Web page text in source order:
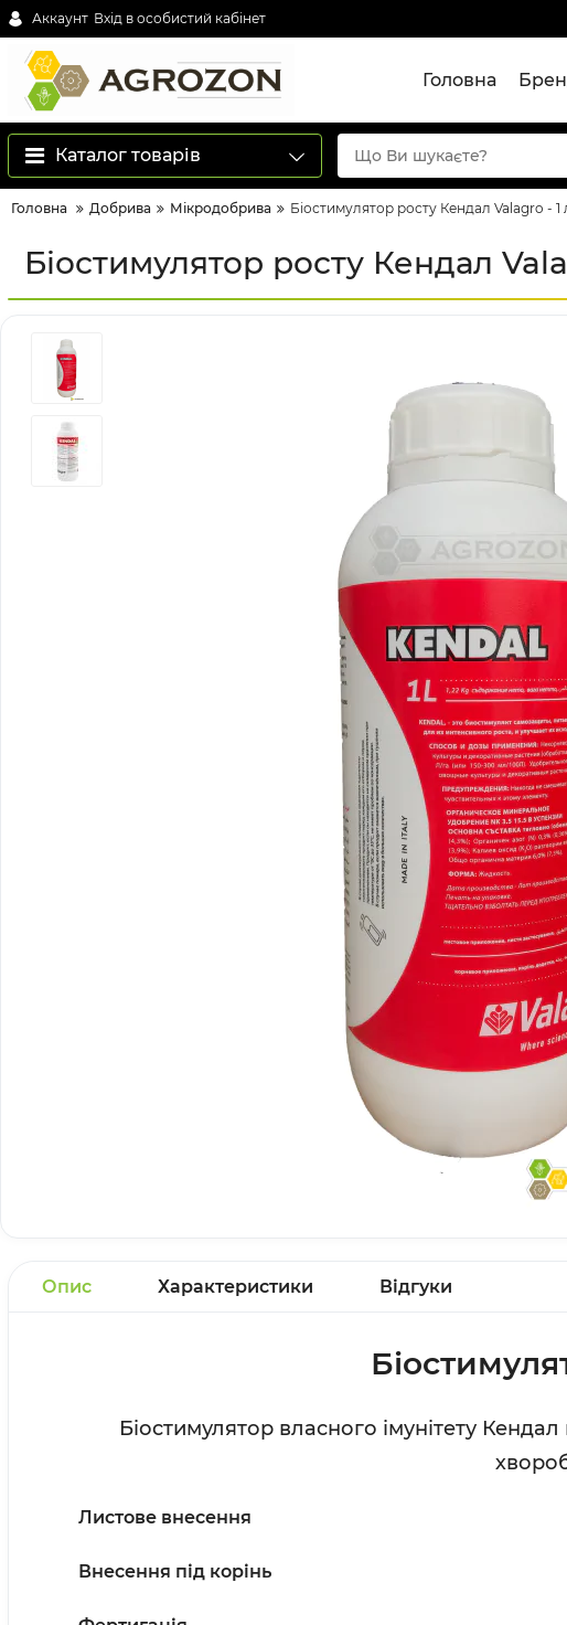
Аккаунт Вхід в особистий кабінет
Головна
Каталог товарів
Головна Добрива Мікродобрива Біостимулятор росту Кендал Valagro - 1
Біостимулятор росту Кендал
Опис Характеристики Відгуки
Біостимулятор власного імунітету Кендал
Листове внесення
Внесення під корінь